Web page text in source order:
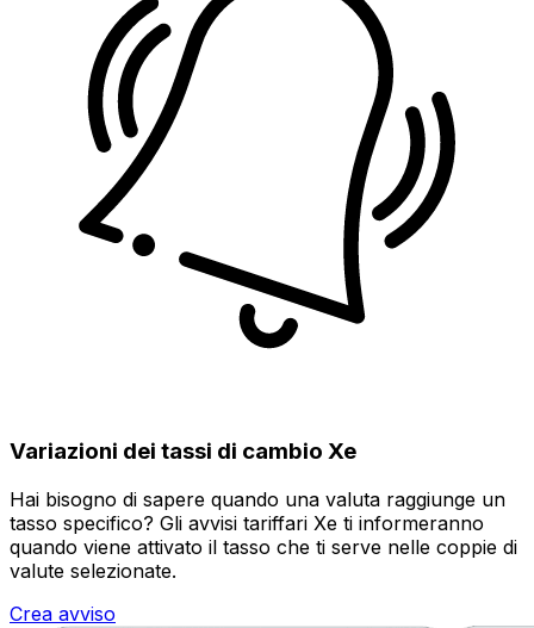
Variazioni dei tassi di cambio Xe
Hai bisogno di sapere quando una valuta raggiunge un
tasso specifico? Gli avvisi tariffari Xe ti informeranno
quando viene attivato il tasso che ti serve nelle coppie di
valute selezionate.
Crea avviso